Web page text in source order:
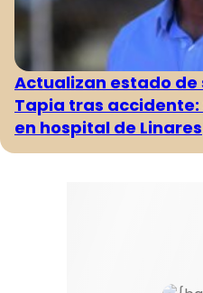
Actualizan estado de
Tapia tras accidente:
en hospital de Linares